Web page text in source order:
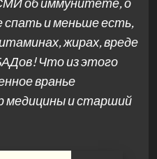
и меньше есть,
жирах, вреде
Что из этого
вранье
медицины и старший